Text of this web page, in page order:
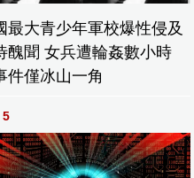
最大青少年軍校爆性侵及
醜聞 女兵遭輪姦數小時
件僅冰山一角
5